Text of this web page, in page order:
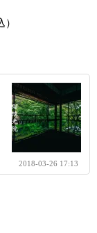
2018-03-26 17:13